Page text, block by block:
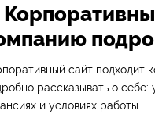
сайт подходит
рассказывать о себе:
и условиях работы.